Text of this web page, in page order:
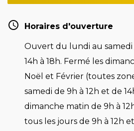
Horaires d'ouverture
Ouvert du lundi au samedi
14h à 18h. Fermé les
Noël et Février (toutes
samedi de 9h à 12h et de
dimanche matin de 9h à
tous les jours de 9h à 12h